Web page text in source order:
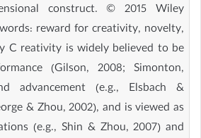
construct. © 2015 Wiley
reward for creativity, novelty,
C reativity is widely believed to be
(Gilson, 2008; Simonton,
advancement (e.g., Elsbach &
& Zhou, 2002), and is viewed as
(e.g., Shin & Zhou, 2007) and